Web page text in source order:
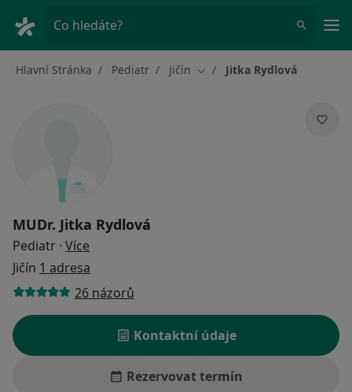
Co hledáte?
Hlavní Stránka Pediatr Jičín Změna města
Jitka Rydlová
MUDr. Jitka Rydlová
Pediatr · Více
Jičín 1 adresa
26 názorů
Kontaktní údaje
Rezervovat termín